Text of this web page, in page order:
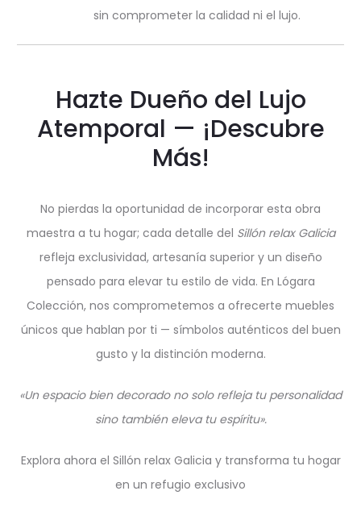
sin comprometer la calidad ni el lujo.
Hazte Dueño del Lujo
Atemporal — ¡Descubre
Más!
No pierdas la oportunidad de incorporar esta obra
maestra a tu hogar; cada detalle del Sillón relax Galicia
refleja exclusividad, artesanía superior y un diseño
pensado para elevar tu estilo de vida. En Lógara
Colección, nos comprometemos a ofrecerte muebles
únicos que hablan por ti — símbolos auténticos del buen
gusto y la distinción moderna.
«Un espacio bien decorado no solo refleja tu personalidad
sino también eleva tu espíritu».
Explora ahora el Sillón relax Galicia y transforma tu hogar
en un refugio exclusivo